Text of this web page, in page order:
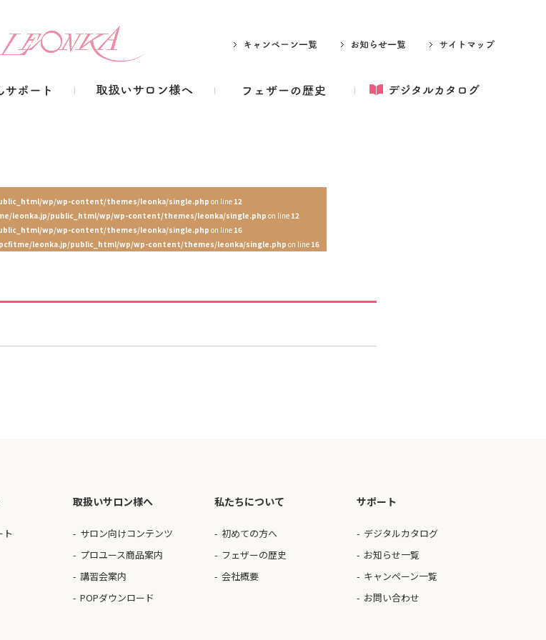
wp/wp-content/themes/leonka/single.php on line12
leonka.jp/public_html/wp/wp-content/themes/leonka/single.php on line12
wp/wp-content/themes/leonka/single.php on line16
leonka.jp/public_html/wp/wp-content/themes/leonka/single.php on line16
ト
取扱いサロン様へ
サロン向けコンテンツ
プロユース商品案内
講習会案内
POPダウンロード
私たちについて
初めての方へ
フェザーの歴史
会社概要
サポート
デジタルカタログ
お知らせ一覧
キャンペーン一覧
お問い合わせ